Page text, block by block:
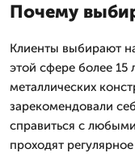
Почему
Клиенты выбирают
этой сфере более 15
металлических
зарекомендовали
справиться с
проходят